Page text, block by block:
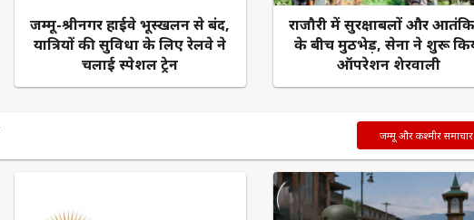
जम्मू-श्रीनगर हाईवे भूस्खलन से बंद,
यात्रियों की सुविधा के लिए रेलवे ने
चलाई स्पेशल ट्रेन
राजौरी में सुरक्षाबलों और
के बीच मुठभेड़, सेना ने शुरू
ऑपरेशन शेरवाली
जम्मू और कश्मीर समाचार